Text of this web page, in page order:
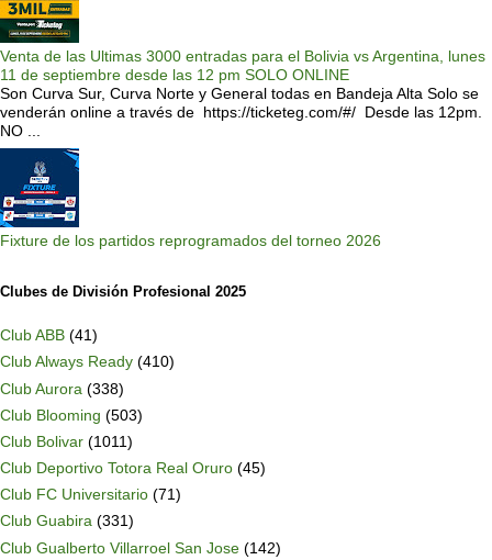
Venta de las Ultimas 3000 entradas para el Bolivia vs Argentina, lunes
11 de septiembre desde las 12 pm SOLO ONLINE
Son Curva Sur, Curva Norte y General todas en Bandeja Alta Solo se
venderán online a través de https://ticketeg.com/#/ Desde las 12pm.
NO ...
Fixture de los partidos reprogramados del torneo 2026
Clubes de División Profesional 2025
Club ABB (41)
Club Always Ready (410)
Club Aurora (338)
Club Blooming (503)
Club Bolivar (1011)
Club Deportivo Totora Real Oruro (45)
Club FC Universitario (71)
Club Guabira (331)
Club Gualberto Villarroel San Jose (142)